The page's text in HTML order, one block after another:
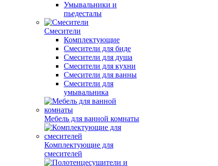
Умывальники и
пьедесталы
Смесители
Комплектующие
Смесители для биде
Смесители для душа
Смесители для кухни
Смесители для ванны
Смесители для
умывальника
Мебель для ванной комнаты
Комплектующие для
смесителей